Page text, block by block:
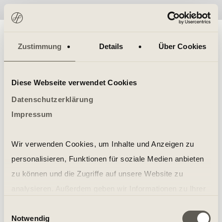
Zustimmung Details Über Cookies
Diese Webseite verwendet Cookies
Datenschutzerklärung
Impressum
Wir verwenden Cookies, um Inhalte und Anzeigen zu
personalisieren, Funktionen für soziale Medien anbieten
zu können und die Zugriffe auf unsere Website zu
soziale Medien, Werbung und Analysen weiter. Unsere
Notwendig